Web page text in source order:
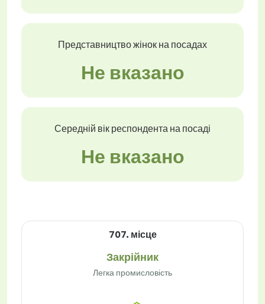
Представництво жінок на посадах
Не вказано
Середній вік респондента на посаді
Не вказано
707. місце
Закрійник
Легка промисловість